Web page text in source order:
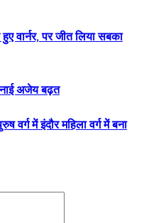
वार्नर, पर जीत लिया सबका
अजेय बढ़त
वर्ग में इंदौर महिला वर्ग में बना